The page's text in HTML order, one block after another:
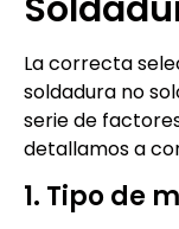
La correcta
soldadura no
serie de
detallamos a
1. Tipo de